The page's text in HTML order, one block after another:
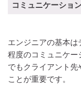
コミュニケーショ
エンジニアの基本は
程度のコミュニケー
でもクライアント先
ことが重要です。